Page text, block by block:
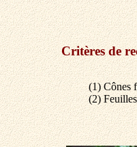
Critères de
(1) Cônes
(2)